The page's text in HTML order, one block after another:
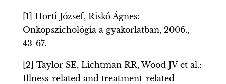
[1] Horti József, Riskó Ágnes:
Onkopszichológia a gyakorlatban, 2006.,
43-67.
[2] Taylor SE, Lichtman RR, Wood JV et al.:
Illness-related and treatment-related